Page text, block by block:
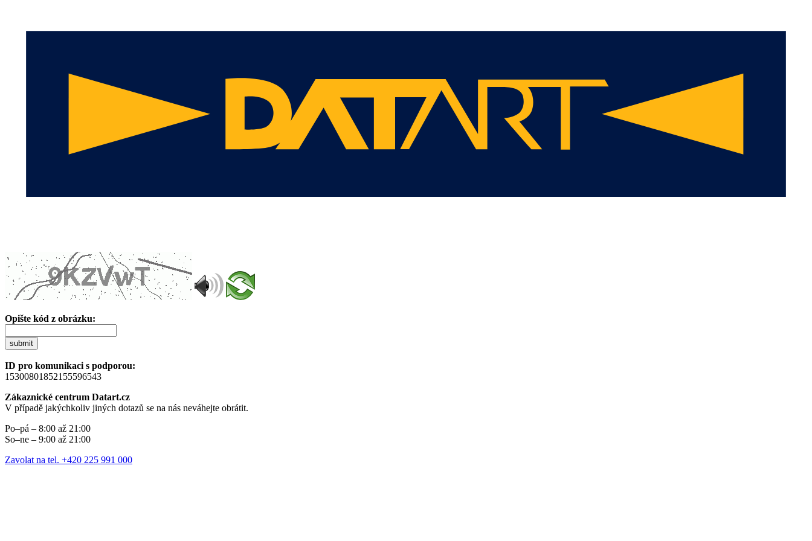
Opište kód z obrázku:
submit
ID pro komunikaci s podporou:
15300801852155596543
Zákaznické centrum Datart.cz
V případě jakýchkoliv jiných dotazů se na nás neváhejte obrátit.
Po–pá – 8:00 až 21:00
So–ne – 9:00 až 21:00
Zavolat na tel. +420 225 991 000